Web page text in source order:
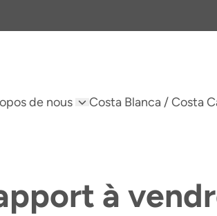
de nous Costa Blanca / Costa
à